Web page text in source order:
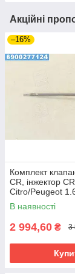
Акційні
–16%
Комплект
CR, інжектор CR
Citro/Peugeot
во Bosch)
В наявності
2 994,60 ₴ 3